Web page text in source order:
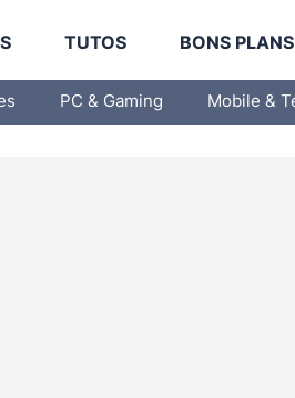
TUTOS BONS PLANS
PC & Gaming Mobile &